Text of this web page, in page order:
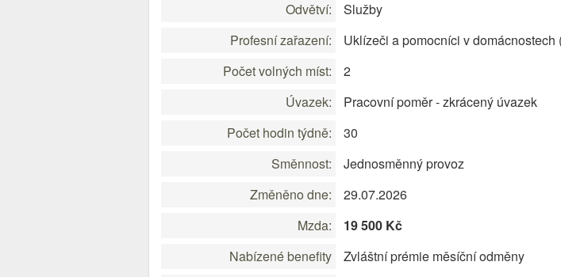
Odvětví:
Služby
Profesní zařazení:
Uklízeči a pomocníci v domácnostech
Počet volných míst:
2
Úvazek:
Pracovní poměr - zkrácený úvazek
Počet hodin týdně:
30
Směnnost:
Jednosměnný provoz
Změněno dne:
29.07.2026
Mzda:
19 500 Kč
Nabízené benefity
Zvláštní prémie měsíční odměny